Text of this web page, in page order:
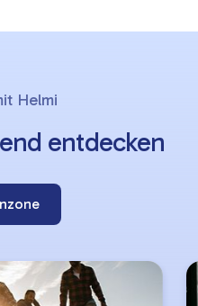
Helmi
entdecken